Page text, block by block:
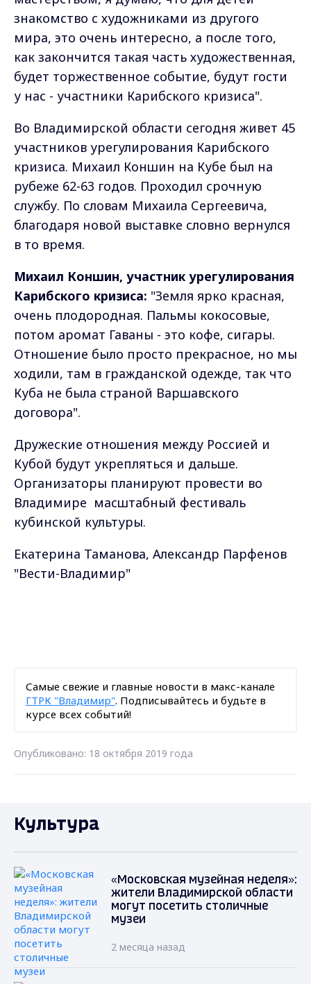
знакомство с художниками из другого
мира, это очень интересно, а после того,
как закончится такая часть художественная,
будет торжественное событие, будут гости
у нас - участники Карибского кризиса".
Во Владимирской области сегодня живет 45
участников урегулирования Карибского
кризиса. Михаил Коншин на Кубе был на
рубеже 62-63 годов. Проходил срочную
службу. По словам Михаила Сергеевича,
благодаря новой выставке словно вернулся
в то время.
Михаил Коншин, участник урегулирования
Карибского кризиса: "Земля ярко красная,
очень плодородная. Пальмы кокосовые,
потом аромат Гаваны - это кофе, сигары.
Отношение было просто прекрасное, но мы
ходили, там в гражданской одежде, так что
Куба не была страной Варшавского
договора".
Дружеские отношения между Россией и
Кубой будут укрепляться и дальше.
Организаторы планируют провести во
Владимире масштабный фестиваль
кубинской культуры.
Екатерина Таманова, Александр Парфенов
"Вести-Владимир"
Самые свежие и главные новости в макс-канале
ГТРК "Владимир". Подписывайтесь и будьте в
курсе всех событий!
Опубликовано: 18 октября 2019 года
Культура
«Московская музейная неделя»:
жители Владимирской области
могут посетить столичные
музеи
2 месяца назад